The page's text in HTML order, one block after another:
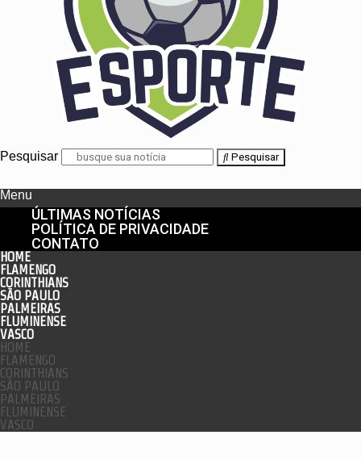
Pesquisar Pesquisar
Menu
ÚLTIMAS NOTÍCIAS
POLÍTICA DE PRIVACIDADE
CONTATO
HOME
FLAMENGO
CORINTHIANS
SÃO PAULO
PALMEIRAS
FLUMINENSE
VASCO
HOME
FLAMENGO
CORINTHIANS
SÃO PAULO
PALMEIRAS
FLUMINENSE
VASCO